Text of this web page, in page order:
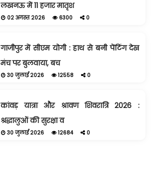
लखनऊ में 11 हजार मातृश
02 अगस्त 2026 6300 0
गाजीपुर में सीएम योगी : हाथ से बनी पेंटिंग देख
मंच पर बुलवाया, बच
30 जुलाई 2026 12558 0
कांवड़ यात्रा और श्रावण शिवरात्रि 2026 :
श्रद्धालुओं की सुरक्षा व
30 जुलाई 2026 12684 0